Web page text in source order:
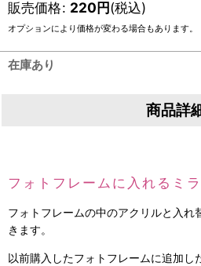
販売価格: 220円(税込)
オプションにより価格が変わる場合もあります。
在庫あり
商品詳
フォトフレームに入れるミ
フォトフレームの中のアクリルと入れ
きます。
以前購入したフォトフレームに追加し